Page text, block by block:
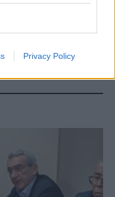
Privacy Policy
Rada (το
να διαδραματίσει
-TA NEA